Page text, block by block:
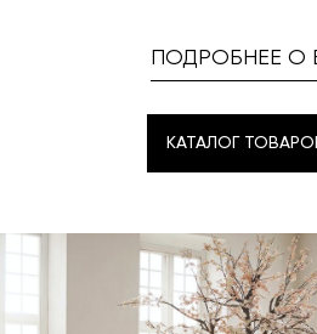
ПОДРОБНЕЕ О
КАТАЛОГ